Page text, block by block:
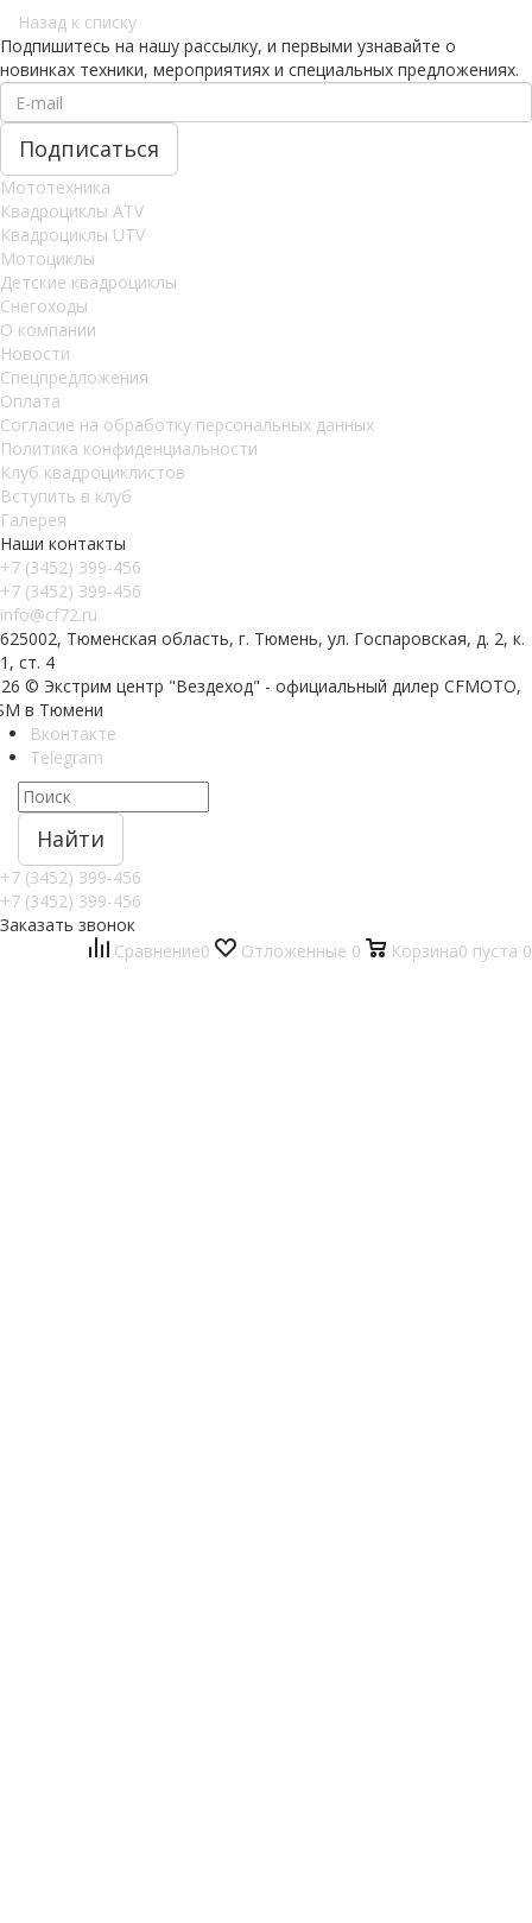
Назад к списку
Подпишитесь на нашу рассылку, и первыми узнавайте о
новинках техники, мероприятиях и специальных предложениях.
Мототехника
Квадроциклы ATV
Квадроциклы UTV
Мотоциклы
Детские квадроциклы
Снегоходы
О компании
Новости
Спецпредложения
Оплата
Согласие на обработку персональных данных
Политика конфиденциальности
Клуб квадроциклистов
Вступить в клуб
Галерея
Наши контакты
+7 (3452) 399-456
+7 (3452) 399-456
info@cf72.ru
625002, Тюменская область, г. Тюмень, ул. Госпаровская, д. 2, к.
1, ст. 4
© Экстрим центр "Вездеход" - официальный дилер CFMOTO,
в Тюмени
Вконтакте
Telegram
Найти
+7 (3452) 399-456
+7 (3452) 399-456
Заказать звонок
Сравнение0 Отложенные 0 Корзина0 пуста 0